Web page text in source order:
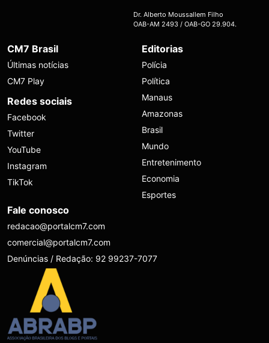
Dr. Alberto Moussallem Filho
OAB-AM 2493 / OAB-GO 29.904.
CM7 Brasil
Últimas notícias
CM7 Play
Redes sociais
Facebook
Twitter
YouTube
Instagram
TikTok
Editorias
Polícia
Política
Manaus
Amazonas
Brasil
Mundo
Entretenimento
Economia
Esportes
Fale conosco
redacao@portalcm7.com
comercial@portalcm7.com
Denúncias / Redação: 92 99237-7077